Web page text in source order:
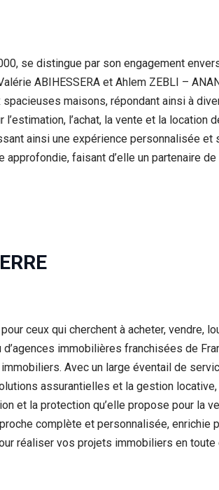
se distingue par son engagement
ABIHESSERA et Ahlem ZEBLI –
maisons, répondant ainsi à
l’achat, la vente et la location
ainsi une expérience personnalisée et
faisant d’elle un partenaire
ceux qui cherchent à acheter, vendre,
immobilières franchisées de
Avec un large éventail de
assurantielles et la gestion locative,
la protection qu’elle propose pour la
complète et personnalisée,
réaliser vos projets immobiliers en toute